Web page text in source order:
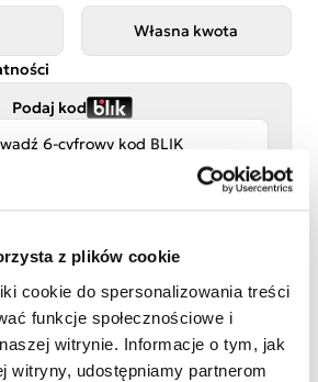
z plików cookie
cookie do spersonalizowania treści
funkcje społecznościowe i
witrynie. Informacje o tym, jak
witryny, udostępniamy partnerom
Własna kwota
Podaj kod
Przelew tradycyjny